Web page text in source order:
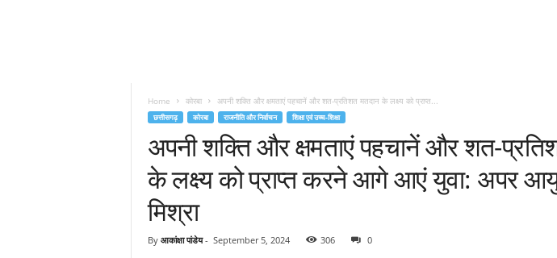
Home कोरबा अपनी शक्ति और क्षमताएं पहचानें और शत-प्रतिशत मतदान के लक्ष्य को प्राप्त...
छत्तीसगढ़ कोरबा राजनीति और निर्वाचन शिक्षा एवं उच्च-शिक्षा
अपनी शक्ति और क्षमताएं पहचानें और शत-
के लक्ष्य को प्राप्त करने आगे आएं युवा: अपर
मिश्रा
By आकांक्षा पांडेय- September 5, 2024 306 0